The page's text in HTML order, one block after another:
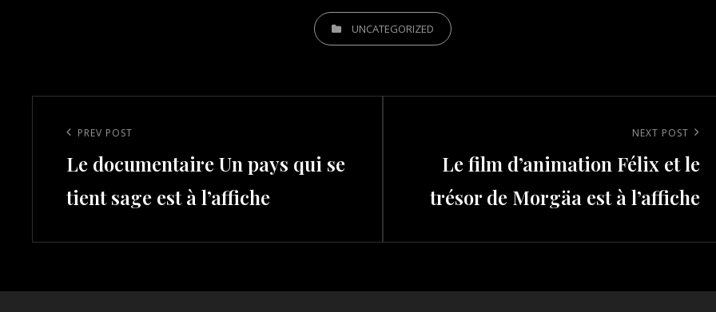
CATEGORIESUNCATEGORIZED
navigation
Previous
Post
PREV POST
Le documentaire Un pays qui se
tient sage est à l’affiche
Post
NEXT POST
Le film d’animation Félix et le
trésor de Morgäa est à l’affiche